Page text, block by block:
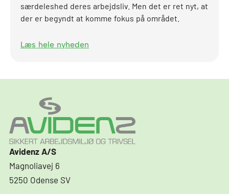
særdeleshed deres arbejdsliv. Men det er ret nyt, at
der er begyndt at komme fokus på området.
Læs hele nyheden
Avidenz A/S
Magnoliavej 6
5250 Odense SV